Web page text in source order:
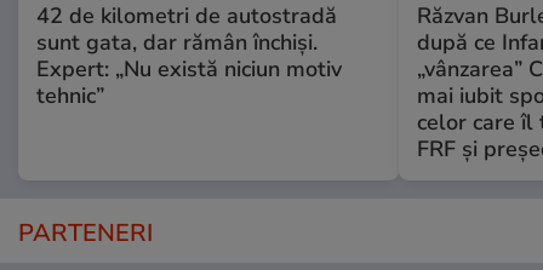
42 de kilometri de autostradă
sunt gata, dar rămân închiși.
Expert: „Nu există niciun motiv
tehnic”
Răzvan
după ce
„vânzarea”
mai iubit
celor care îl
FRF şi
PARTENERI